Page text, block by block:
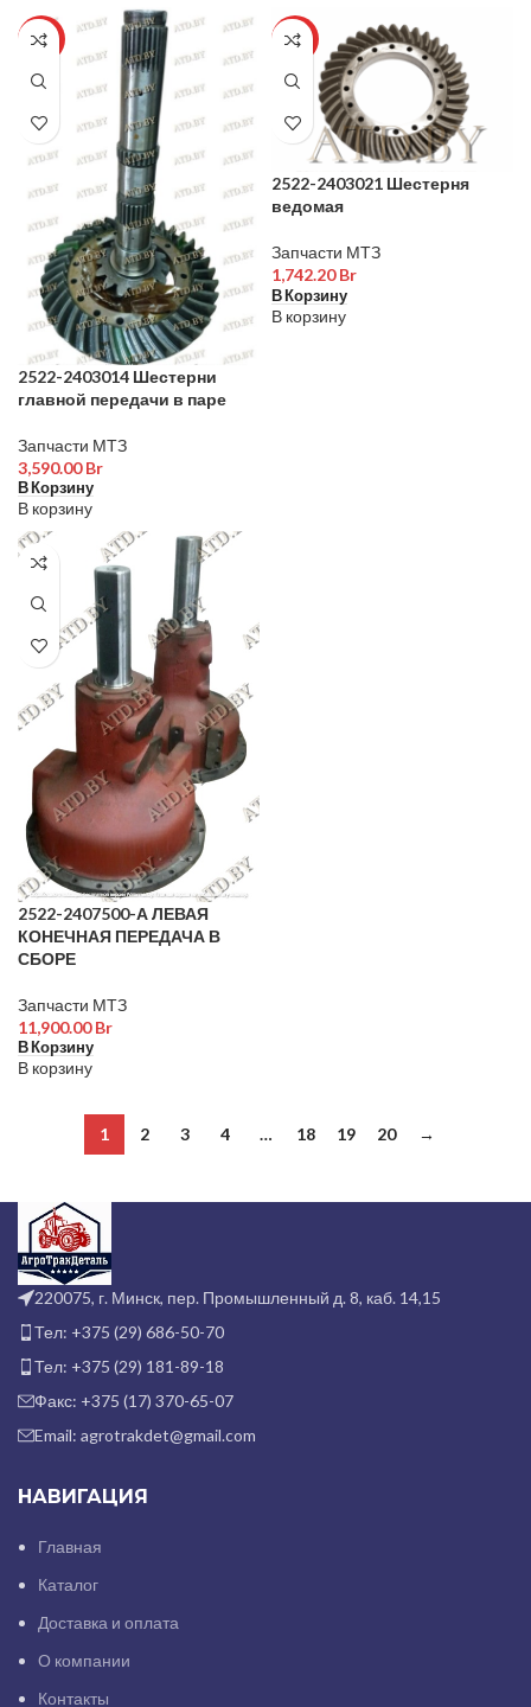
ХИТ
2522-2403014 Шестерни
главной передачи в паре
Запчасти МТЗ
3,590.00Br
В Корзину
В корзину
ХИТ
2522-2403021 Шестерня
ведомая
Запчасти МТЗ
1,742.20Br
В Корзину
В корзину
2522-2407500-А ЛЕВАЯ
КОНЕЧНАЯ ПЕРЕДАЧА В
СБОРЕ
Запчасти МТЗ
11,900.00Br
В Корзину
В корзину
1 2 3 4 … 18 19 20 →
220075, г. Минск, пер. Промышленный д. 8, каб. 14,15
Тел: +375 (29) 686-50-70
Тел: +375 (29) 181-89-18
Факс: +375 (17) 370-65-07
Email: agrotrakdet@gmail.com
НАВИГАЦИЯ
Главная
Каталог
Доставка и оплата
О компании
Контакты